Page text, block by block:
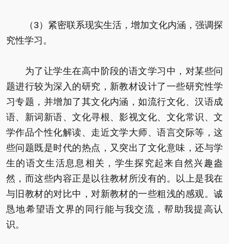
（3）紧密联系现实生活，增加文化内涵，强调探
究性学习。
为了让学生在高中阶段的语文学习中，对某些问
题进行较为深入的研究，新教材设计了一些研究性学
习专题，并增加了其文化内涵，如流行文化、汉语成
语、新词新语、文化寻根、影视文化、文化常识、文
学作品个性化解读、走近文学大师、语言交际等，这
些问题既是时代的热点，又突出了文化意味，还与学
生的语文生活息息相关，学生探究起来自然兴趣盎
然，而这些内容正是以往教材所没有的。以上是我在
与旧教材的对比中，对新教材的一些粗浅的感观。诚
恳地希望语文界的同行能与我交流，帮助我提高认
识。